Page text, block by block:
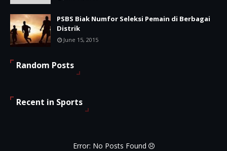
PSBS Biak Numfor Seleksi Pemain di Berbagai
Distrik
June 15, 2015
Random Posts
Recent in Sports
Error: No Posts Found